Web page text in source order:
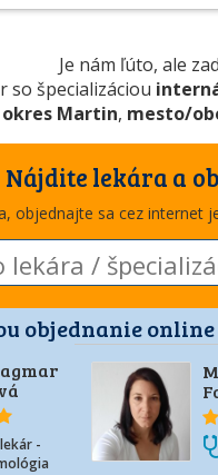
Je nám ľúto, ale
so špecializáciou
okres Martin, mesto/
Nájdite lekára a
objednajte sa cez internet
objednanie online
-